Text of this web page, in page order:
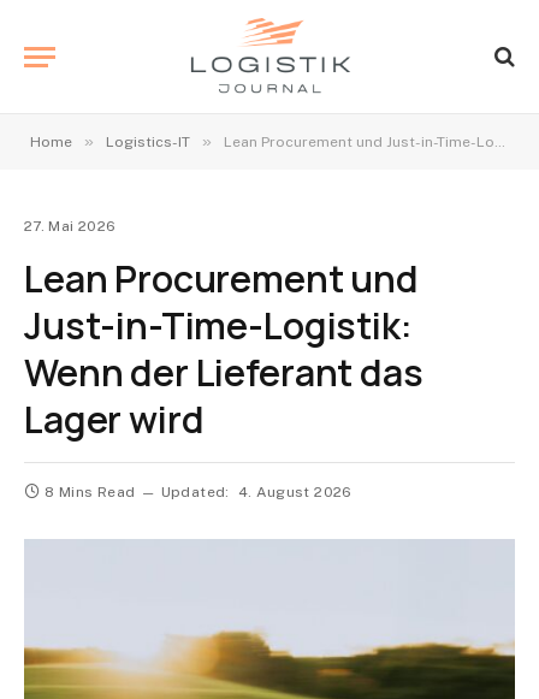
Home » Logistics-IT » Lean Procurement und Just-in-Time-Logistik: Wenn der Lieferant das Lager wird
27. Mai 2026
Lean Procurement und
Just-in-Time-Logistik:
Wenn der Lieferant das
Lager wird
8 Mins Read Updated: 4. August 2026